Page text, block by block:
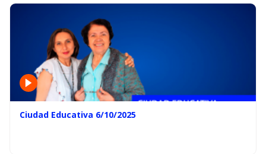
Ciudad Educativa 6/10/2025